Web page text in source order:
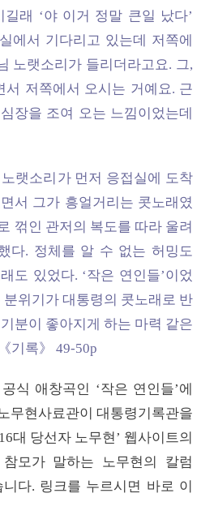
래 ‘야 이거 정말 큰일 났다’
에서 기다리고 있는데 저쪽에
노랫소리가 들리더라고요. 그,
서 저쪽에서 오시는 거예요. 근
장을 조여 오는 느낌이었는데
랫소리가 먼저 응접실에 도착
서 그가 흥얼거리는 콧노래였
꺾인 관저의 복도를 따라 울려
다. 정체를 알 수 없는 허밍도
도 있었다. ‘작은 연인들’이었
위기가 대통령의 콧노래로 반
분이 좋아지게 하는 마력 같은
기록》 49-50p
식 애창곡인 ‘작은 연인들’에
무현사료관이 대통령기록관을
대 당선자 노무현’ 웹사이트의
모가 말하는 노무현의 칼럼
다. 링크를 누르시면 바로 이